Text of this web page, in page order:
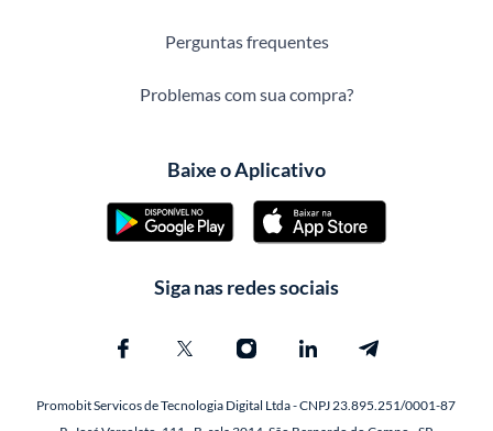
Perguntas frequentes
Problemas com sua compra?
Baixe o Aplicativo
Siga nas redes sociais
Promobit Servicos de Tecnologia Digital Ltda - CNPJ 23.895.251/0001-87